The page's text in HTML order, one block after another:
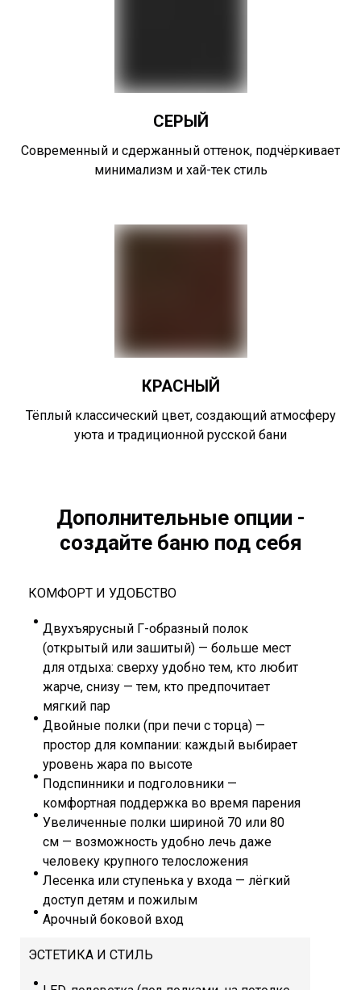
СЕРЫЙ
Современный и сдержанный оттенок, подчёркивает
минимализм и хай-тек стиль
КРАСНЫЙ
Тёплый классический цвет, создающий атмосферу
уюта и традиционной русской бани
Дополнительные опции -
создайте баню под себя
КОМФОРТ И УДОБСТВО
Двухъярусный Г-образный полок
(открытый или зашитый) — больше мест
для отдыха: сверху удобно тем, кто любит
жарче, снизу — тем, кто предпочитает
мягкий пар
Двойные полки (при печи с торца) —
простор для компании: каждый выбирает
уровень жара по высоте
Подспинники и подголовники —
комфортная поддержка во время парения
Увеличенные полки шириной 70 или 80
см — возможность удобно лечь даже
человеку крупного телосложения
Лесенка или ступенька у входа — лёгкий
доступ детям и пожилым
Арочный боковой вход
ЭСТЕТИКА И СТИЛЬ